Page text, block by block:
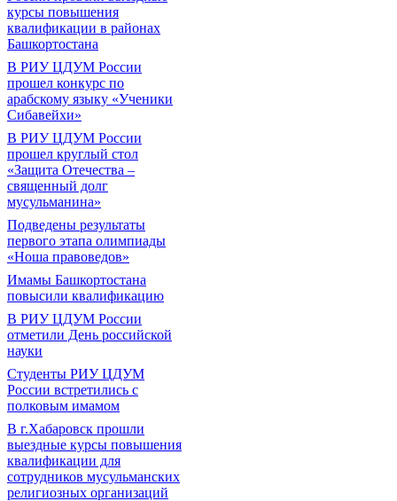
курсы повышения
квалификации в районах
Башкортостана
В РИУ ЦДУМ России
прошел конкурс по
арабскому языку «Ученики
Сибавейхи»
В РИУ ЦДУМ России
прошел круглый стол
«Защита Отечества –
священный долг
мусульманина»
Подведены результаты
первого этапа олимпиады
«Ноша правоведов»
Имамы Башкортостана
повысили квалификацию
В РИУ ЦДУМ России
отметили День российской
науки
Студенты РИУ ЦДУМ
России встретились с
полковым имамом
В г.Хабаровск прошли
выездные курсы повышения
квалификации для
сотрудников мусульманских
религиозных организаций